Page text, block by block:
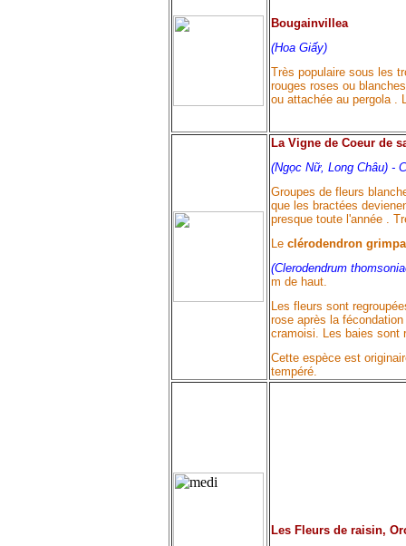
Bougainvillea
(Hoa Giấy)
Très populaire sous les
rouges roses ou
ou attachée au pergola .
La Vigne de Coeur de
(Ngọc Nữ, Long Châu) -
Groupes de fleurs
que les bractées
presque toute l'année .
Le clérodendron
(Clerodendrum
m de haut.
Les fleurs sont
rose après la
cramoisi. Les baies sont
Cette espèce est
tempéré.
Les Fleurs de raisin,